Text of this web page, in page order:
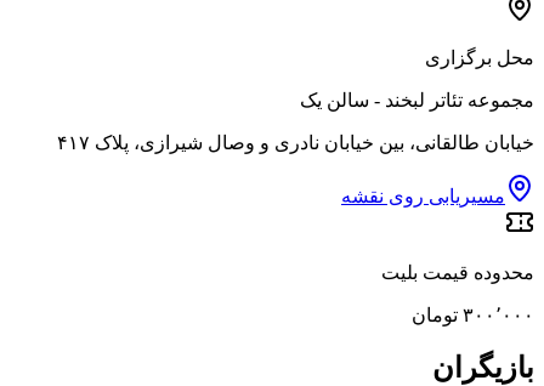
محل برگزاری
مجموعه تئاتر لبخند - سالن یک
خیابان طالقانی، بین خیابان نادری و وصال شیرازی، پلاک ۴۱۷
مسیریابی روی نقشه
محدوده قیمت بلیت
۳۰۰٬۰۰۰ تومان
بازیگران